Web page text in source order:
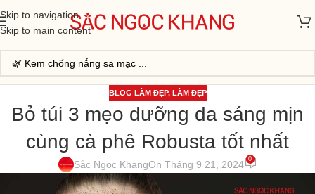
Skip to navigation
Skip to main content
BLOG LÀM ĐẸP, LÀM ĐẸP
Bỏ túi 3 mẹo dưỡng da sáng mịn
cùng cà phê Robusta tốt nhất
Sắc Ngọc KhangOn Tháng 9 21, 2024 0